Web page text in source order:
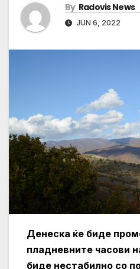
By Radovis News
JUN 6, 2022
Денеска ќе биде
пладневните часови
биде нестабилно со